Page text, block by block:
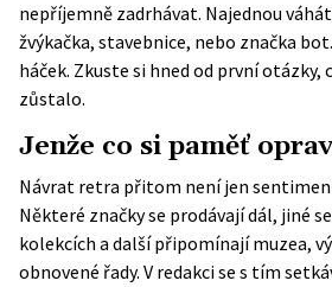
nepříjemně zadrhávat. Najednou
žvýkačka, stavebnice, nebo značka
háček. Zkuste si hned od první otázky,
zůstalo.
Jenže co si paměť
Návrat retra přitom není jen
Některé značky se prodávají dál, jiné
kolekcích a další připomínají muzea,
obnovené řady. V redakci se s tím